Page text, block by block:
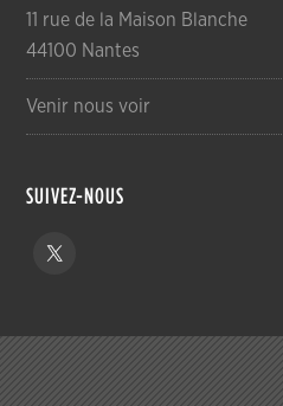
11 rue de la Maison Blanche
44100 Nantes
Venir nous voir
SUIVEZ-NOUS